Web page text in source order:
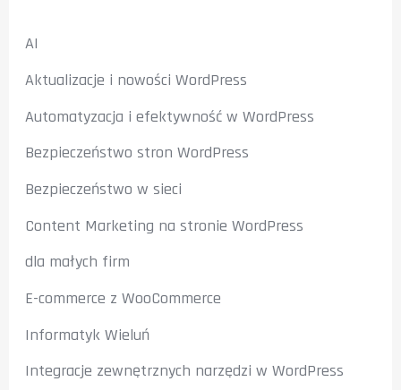
AI
Aktualizacje i nowości WordPress
Automatyzacja i efektywność w WordPress
Bezpieczeństwo stron WordPress
Bezpieczeństwo w sieci
Content Marketing na stronie WordPress
dla małych firm
E-commerce z WooCommerce
Informatyk Wieluń
Integracje zewnętrznych narzędzi w WordPress